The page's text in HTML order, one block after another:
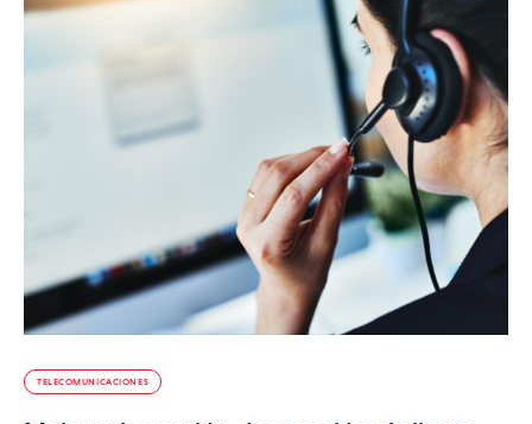
TELECOMUNICACIONES